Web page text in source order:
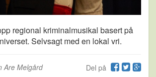
regional kriminalmusikal basert på
Selvsagt med en lokal vri.
Del på
Are Melgård